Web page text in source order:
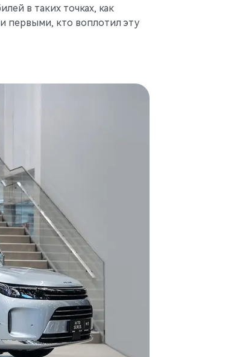
в таких точках, как
первыми, кто воплотил эту